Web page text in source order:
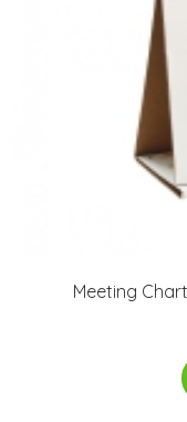
Meeting